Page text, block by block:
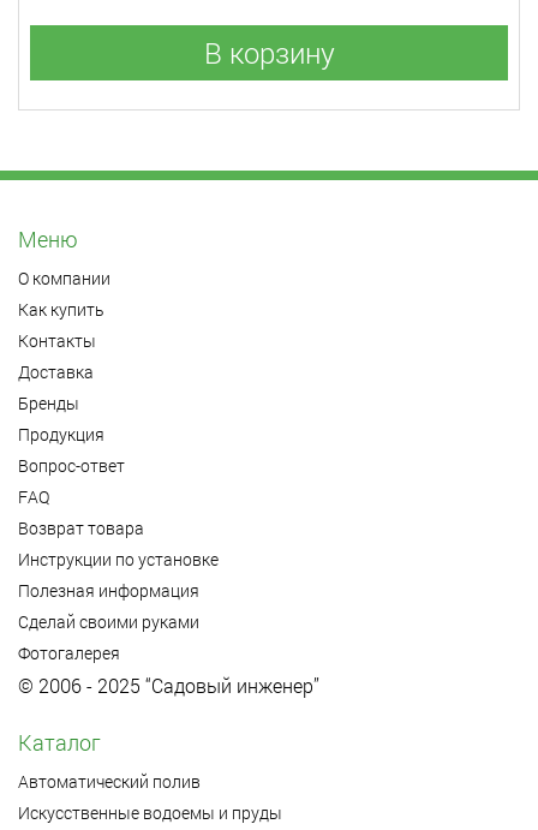
В корзину
Меню
О компании
Как купить
Контакты
Доставка
Бренды
Продукция
Вопрос-ответ
FAQ
Возврат товара
Инструкции по установке
Полезная информация
Сделай своими руками
Фотогалерея
© 2006 - 2025 “Садовый инженер”
Каталог
Автоматический полив
Искусственные водоемы и пруды